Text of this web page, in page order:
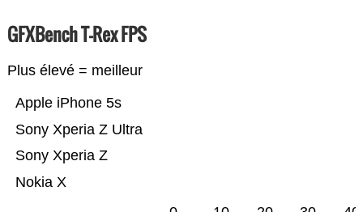
GFXBench T-Rex FPS
Plus élevé = meilleur
Nokia X
Sony Xperia Z
Sony Xperia Z Ultra
Apple iPhone 5s